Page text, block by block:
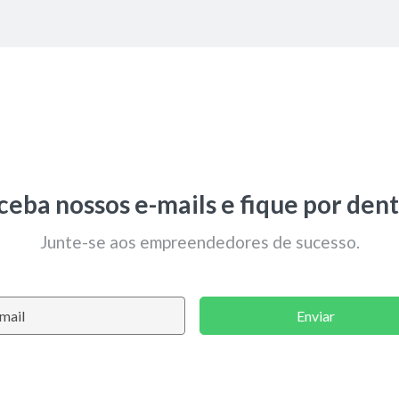
nossos e-mails e fique por
Junte-se aos empreendedores de sucesso.
Enviar